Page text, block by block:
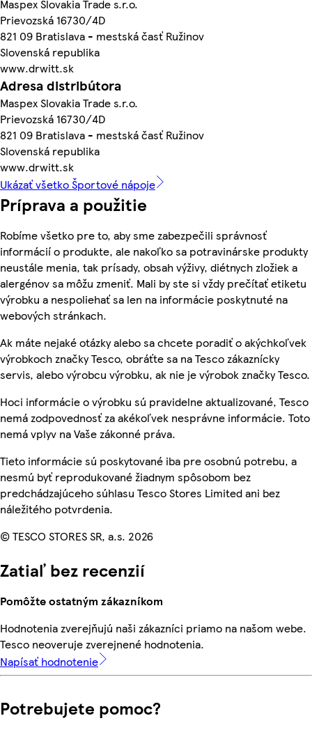
Maspex Slovakia Trade s.r.o.
Prievozská 16730/4D
821 09 Bratislava - mestská časť Ružinov
Slovenská republika
www.drwitt.sk
Adresa distribútora
Maspex Slovakia Trade s.r.o.
Prievozská 16730/4D
821 09 Bratislava - mestská časť Ružinov
Slovenská republika
www.drwitt.sk
Ukázať všetko Športové nápoje
Príprava a použitie
Robíme všetko pre to, aby sme zabezpečili správnosť
informácií o produkte, ale nakoľko sa potravinárske produkty
neustále menia, tak prísady, obsah výživy, diétnych zložiek a
alergénov sa môžu zmeniť. Mali by ste si vždy prečítať etiketu
výrobku a nespoliehať sa len na informácie poskytnuté na
webových stránkach.
Ak máte nejaké otázky alebo sa chcete poradiť o akýchkoľvek
výrobkoch značky Tesco, obráťte sa na Tesco zákaznícky
servis, alebo výrobcu výrobku, ak nie je výrobok značky Tesco.
Hoci informácie o výrobku sú pravidelne aktualizované, Tesco
nemá zodpovednosť za akékoľvek nesprávne informácie. Toto
nemá vplyv na Vaše zákonné práva.
Tieto informácie sú poskytované iba pre osobnú potrebu, a
nesmú byť reprodukované žiadnym spôsobom bez
predchádzajúceho súhlasu Tesco Stores Limited ani bez
náležitého potvrdenia.
© TESCO STORES SR, a.s. 2026
Zatiaľ bez recenzií
Pomôžte ostatným zákazníkom
Hodnotenia zverejňujú naši zákazníci priamo na našom webe.
Tesco neoveruje zverejnené hodnotenia.
Napísať hodnotenie
Potrebujete pomoc?